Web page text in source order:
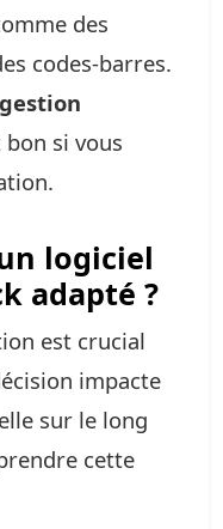
des
codes-barres.
bon si vous
logiciel
adapté ?
est crucial
impacte
sur le long
cette